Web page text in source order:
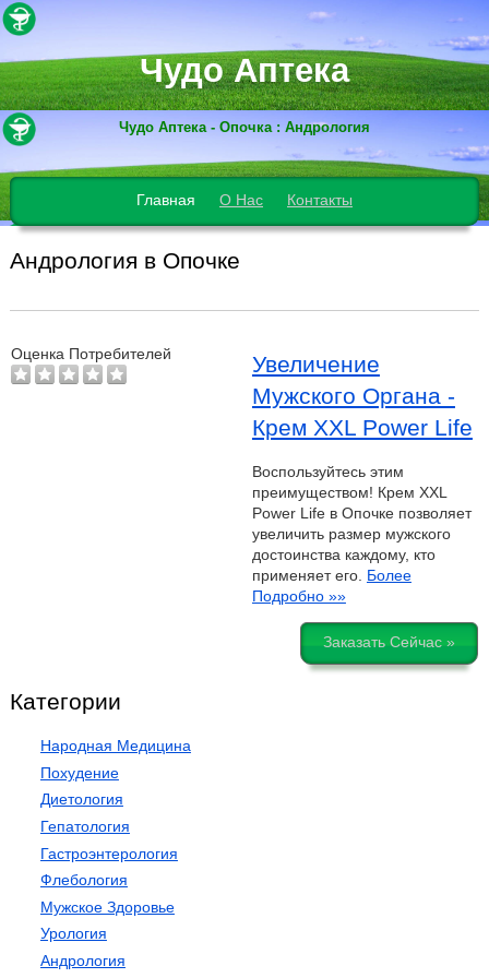
Чудо Аптека
Чудо Аптека - Опочка : Андрология
Главная О Нас Контакты
Андрология в Опочке
Оценка Потребителей
Увеличение
Мужского Органа -
Крем XXL Power Life
Воспользуйтесь этим
преимуществом! Крем XXL
Power Life в Опочке позволяет
увеличить размер мужского
достоинства каждому, кто
применяет его. Более
Подробно »»
Заказать Сейчас »
Категории
Народная Медицина
Похудение
Диетология
Гепатология
Гастроэнтерология
Флебология
Мужское Здоровье
Урология
Андрология